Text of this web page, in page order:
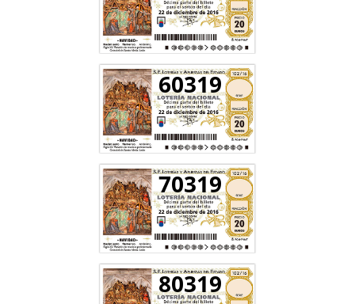
60319
70319
80319